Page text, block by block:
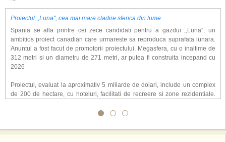
Proiectul ,,Luna'', cea mai mare cladire sferica din lume
Spania se afla printre cei zece candidati pentru a gazdui ,,Luna'', un
ambitios proiect canadian care urmareste sa reproduca suprafata lunara.
Anuntul a fost facut de promotorii proiectului. Megasfera, cu o inaltime de
312 metri si un diametru de 271 metri, ar putea fi construita incepand cu
2026
Proiectul, evaluat la aproximativ 5 miliarde de dolari, include un complex
de 200 de hectare, cu hoteluri, facilitati de recreere si zone rezidentiale.
atragerea a pana la 10 milioane de turisti anual. �Luna� ar putea deveni
exclusiv simularea suprafetei lunare.